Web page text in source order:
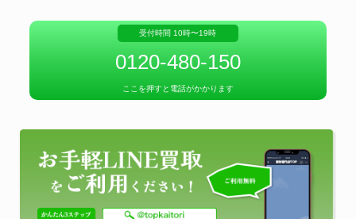
受付時間 10時〜19時
0120-480-150
ここを押すと電話がかかります